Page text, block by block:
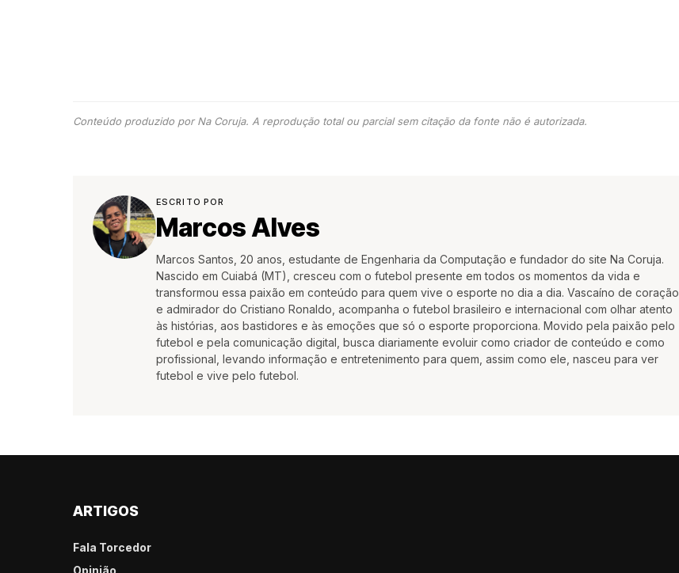
Conteúdo produzido por Na Coruja. A reprodução total ou parcial sem citação da fonte não é autorizada.
ESCRITO POR
Marcos Alves
Marcos Santos, 20 anos, estudante de Engenharia da Computação e fundador do site Na Coruja.
Nascido em Cuiabá (MT), cresceu com o futebol presente em todos os momentos da vida e
transformou essa paixão em conteúdo para quem vive o esporte no dia a dia. Vascaíno de coração
e admirador do Cristiano Ronaldo, acompanha o futebol brasileiro e internacional com olhar atento
às histórias, aos bastidores e às emoções que só o esporte proporciona. Movido pela paixão pelo
futebol e pela comunicação digital, busca diariamente evoluir como criador de conteúdo e como
profissional, levando informação e entretenimento para quem, assim como ele, nasceu para ver
futebol e vive pelo futebol.
ARTIGOS
Fala Torcedor
Opinião